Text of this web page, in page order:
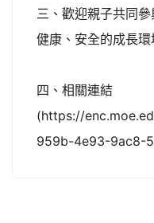
三、歡迎親子共同
健康、安全的成長環
四、相關連結
(https://
959b-4e93-9ac8-